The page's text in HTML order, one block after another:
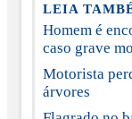
LEIA
Homem é
caso grave
Motorista
árvores